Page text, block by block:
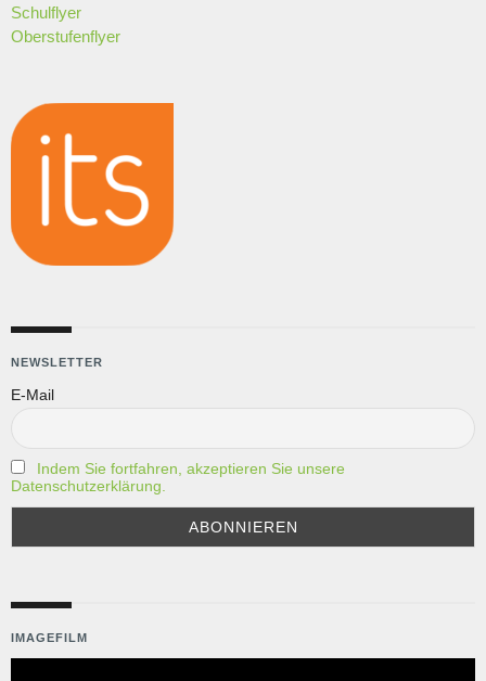
Schulflyer
Oberstufenflyer
NEWSLETTER
E-Mail
Indem Sie fortfahren, akzeptieren Sie unsere
Datenschutzerklärung.
IMAGEFILM